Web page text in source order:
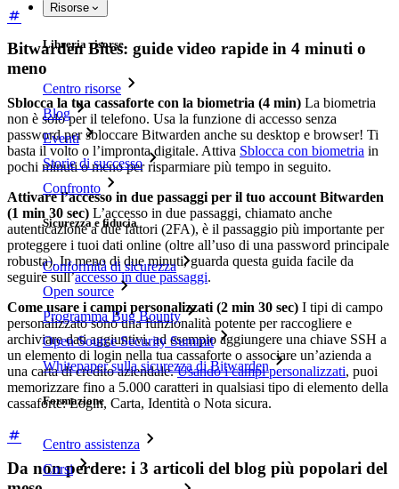
Risorse
Libreria risorse
Centro risorse
Blog
Eventi
Storie di successo
Confronto
Sicurezza e fiducia
Conformità di sicurezza
Open source
Programma Bug Bounty
Open Source Security Summit
Whitepaper sulla sicurezza di Bitwarden
Formazione
Centro assistenza
Corsi
Bitwarden Bites: guide video rapide in 4 minuti o
meno
Sblocca la tua cassaforte con la biometria (4 min) La biometria
non è solo per il telefono. Usa la funzione di accesso senza
password per sbloccare Bitwarden anche su desktop e browser! Ti
basta il volto o l’impronta digitale. Attiva Sblocca con biometria in
pochi minuti o meno per risparmiare più tempo in seguito.
Attivare l’accesso in due passaggi per il tuo account Bitwarden
(1 min 30 sec) L’accesso in due passaggi, chiamato anche
autenticazione a due fattori (2FA), è il passaggio più importante per
proteggere i tuoi dati online (oltre all’uso di una password principale
robusta). In meno di due minuti, guarda questa guida facile da
seguire sull’accesso in due passaggi.
Come usare i campi personalizzati (2 min 30 sec) I tipi di campo
personalizzato sono una funzionalità potente per raccogliere e
archiviare dati aggiuntivi, ad esempio aggiungere una chiave SSH a
un elemento di login nella tua cassaforte o associare un’azienda a
una carta di credito aziendale.Usando i campi personalizzati, puoi
memorizzare fino a 5.000 caratteri in qualsiasi tipo di elemento della
cassaforte: Login, Carta, Identità o Nota sicura.
Da non perdere: i 3 articoli del blog più popolari del